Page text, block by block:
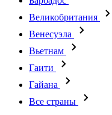
Великобритания
Венесуэла
Вьетнам
Гаити
Гайана
Все страны